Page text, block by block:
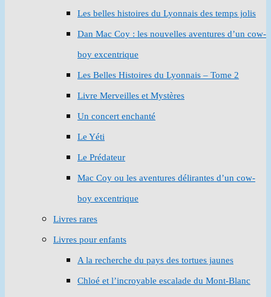
Les belles histoires du Lyonnais des temps jolis
Dan Mac Coy : les nouvelles aventures d’un cow-
boy excentrique
Les Belles Histoires du Lyonnais – Tome 2
Livre Merveilles et Mystères
Un concert enchanté
Le Yéti
Le Prédateur
Mac Coy ou les aventures délirantes d’un cow-
boy excentrique
Livres rares
Livres pour enfants
A la recherche du pays des tortues jaunes
Chloé et l’incroyable escalade du Mont-Blanc